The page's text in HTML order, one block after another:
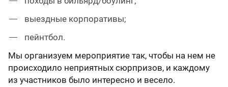
выездные корпоративы;
пейнтбол.
Мы организуем мероприятие так, чтобы на нем не
происходило неприятных сюрпризов, и каждому
из участников было интересно и весело.